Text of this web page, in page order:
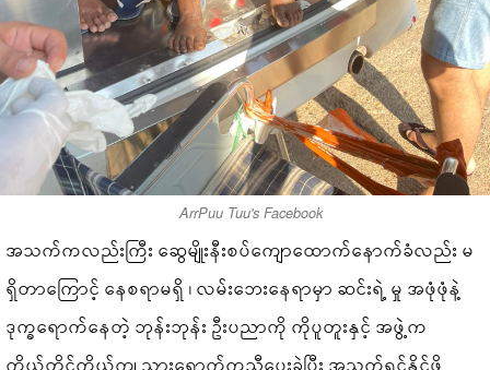
ArrPuu Tuu's Facebook
အသက်ကလည်းကြီး ဆွေမျိုးနီးစပ်ကျောထောက်နောက်ခံလည်း မ
ရှိတာကြောင့် နေစရာမရှိ ၊ လမ်းဘေးနေရာမှာ ဆင်းရဲ့ မှု အဖုံဖုံနဲ့
ဒုက္ခရောက်နေတဲ့ ဘုန်းဘုန်း ဦးပညာကို ကိုပူတူးနှင့် အဖွဲ့က
ကိုယ်တိုင်ကိုယ်ကျ သွားရောက်ကူညီပေးခဲ့ပြီး အသက်ရှင်နိုင်ဖို့